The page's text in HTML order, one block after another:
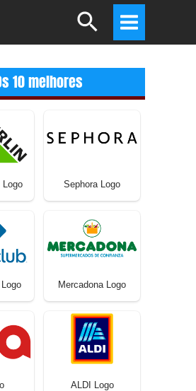
Search
Main
Menu
10 melhores
Logo Sephora Logo
Mercadona Logo
ALDI Logo